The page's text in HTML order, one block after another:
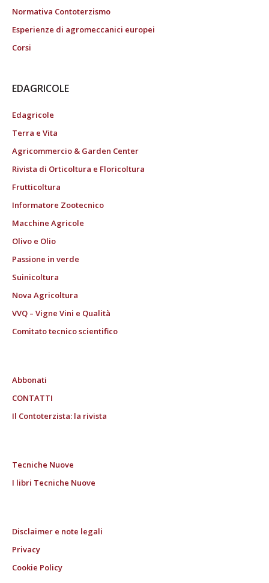
Normativa Contoterzismo
Esperienze di agromeccanici europei
Corsi
EDAGRICOLE
Edagricole
Terra e Vita
Agricommercio & Garden Center
Rivista di Orticoltura e Floricoltura
Frutticoltura
Informatore Zootecnico
Macchine Agricole
Olivo e Olio
Passione in verde
Suinicoltura
Nova Agricoltura
VVQ – Vigne Vini e Qualità
Comitato tecnico scientifico
Abbonati
CONTATTI
Il Contoterzista: la rivista
Tecniche Nuove
I libri Tecniche Nuove
Disclaimer e note legali
Privacy
Cookie Policy